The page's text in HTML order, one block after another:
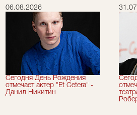
06.08.2026
Сегодня День Рождения
отмечает актер "Et Cetera" -
Данил Никитин